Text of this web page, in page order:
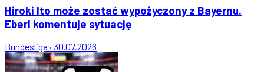
Hiroki Ito może zostać wypożyczony z Bayernu.
Eberl komentuje sytuację
Bundesliga · 30.07.2026